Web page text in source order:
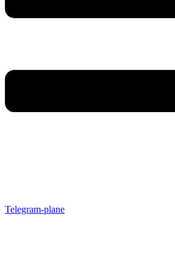
Telegram-plane